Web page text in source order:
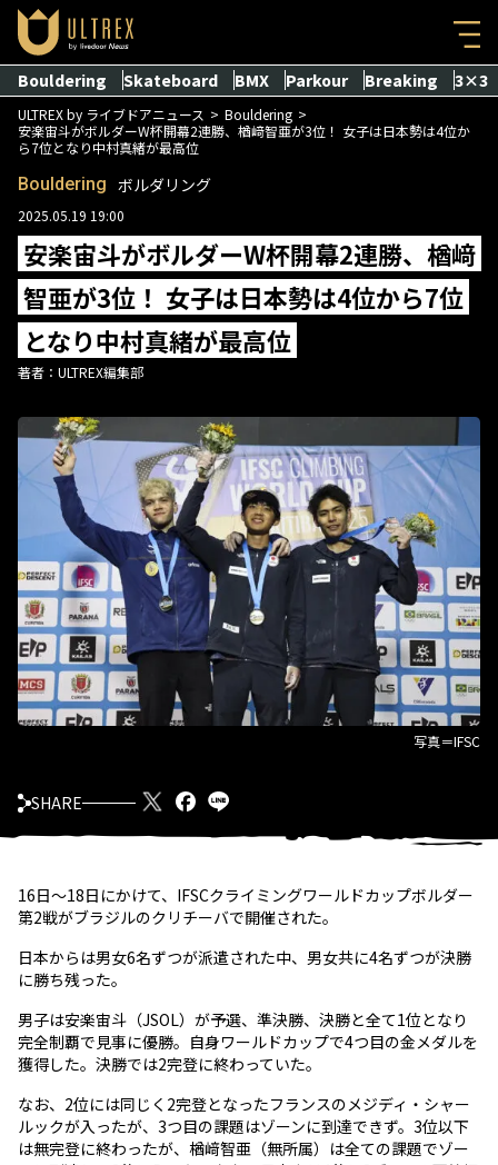
Bouldering Skateboard BMX Parkour Breaking 3×3
ULTREX by ライブドアニュース
Bouldering
安楽宙斗がボルダーW杯開幕2連勝、楢﨑智亜が3位！ 女子は日本勢は4位か
ら7位となり中村真緒が最高位
Bouldering ボルダリング
2025.05.19 19:00
安楽宙斗がボルダーW杯開幕2連勝、楢﨑
智亜が3位！ 女子は日本勢は4位から7位
となり中村真緒が最高位
著者： ULTREX編集部
SHARE
写真＝IFSC
16日〜18日にかけて、IFSCクライミングワールドカップボルダー
第2戦がブラジルのクリチーバで開催された。
日本からは男女6名ずつが派遣された中、男女共に4名ずつが決勝
に勝ち残った。
男子は安楽宙斗（JSOL）が予選、準決勝、決勝と全て1位となり
完全制覇で見事に優勝。自身ワールドカップで4つ目の金メダルを
獲得した。決勝では2完登に終わっていた。
なお、2位には同じく2完登となったフランスのメジディ・シャー
ルックが入ったが、3つ目の課題はゾーンに到達できず。3位以下
は無完登に終わったが、楢﨑智亜（無所属）は全ての課題でゾー